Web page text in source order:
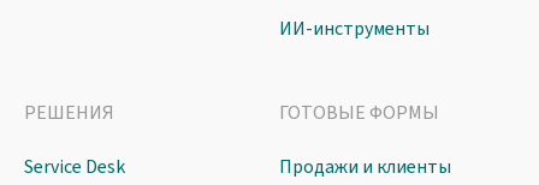
ИИ-инструменты
РЕШЕНИЯ
Service Desk
ГОТОВЫЕ ФОРМЫ
Продажи и клиенты